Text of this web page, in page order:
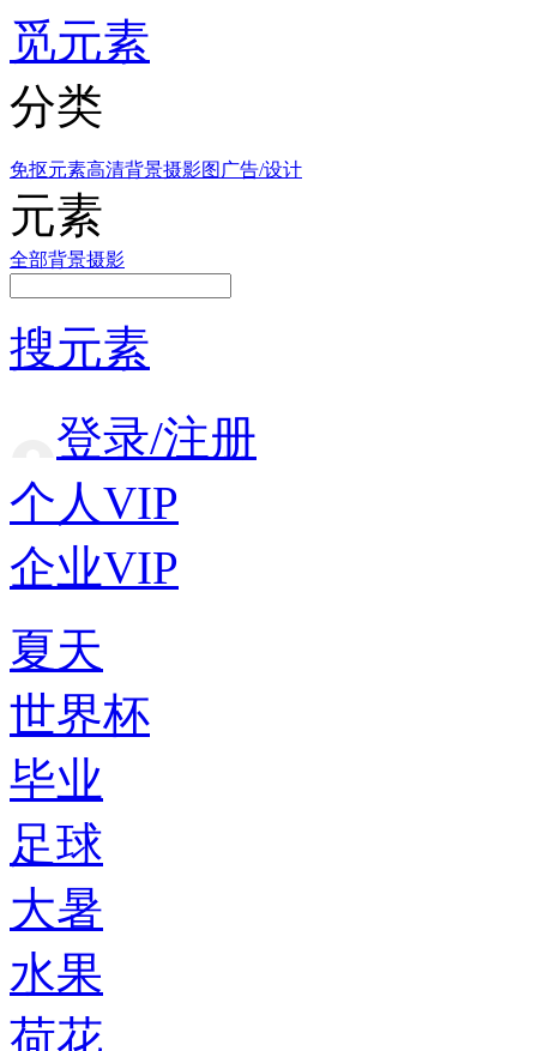
觅元素
分类
免抠元素高清背景摄影图 广告/设计
元素
全部背景摄影
搜元素
登录/注册
个人VIP
企业VIP
夏天
世界杯
毕业
足球
大暑
水果
荷花